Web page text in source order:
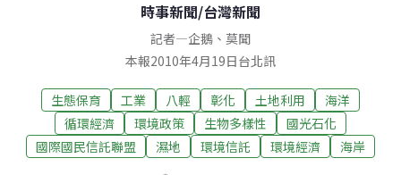
時事新聞/台灣新聞
記者—企鵝 、 莫聞
本報2010年4月19日台北訊
生態保育 工業 八輕 彰化 土地利用
海洋
循環經濟
環境政策 生物多樣性
國光石化
國際國民信託聯盟
濕地 環境信託 環境經濟 海岸